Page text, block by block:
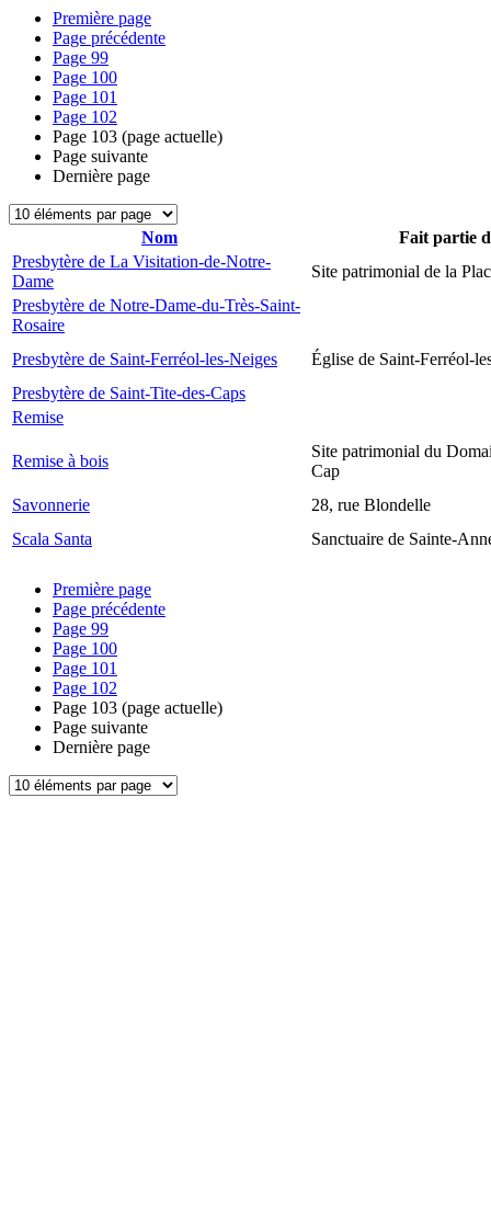
Première page
Page précédente
Page 99
Page 100
Page 101
Page 102
Page 103 (page actuelle)
Page suivante
Dernière page
Nom
Fait partie
Presbytère de La Visitation-de-Notre-
Dame
Site patrimonial de la
Presbytère de Notre-Dame-du-Très-Saint-
Rosaire
Presbytère de Saint-Ferréol-les-Neiges
Église de Saint-Ferréol-
Presbytère de Saint-Tite-des-Caps
Remise
Remise à bois
Site patrimonial du
Cap
Savonnerie
28, rue Blondelle
Scala Santa
Sanctuaire de Sainte-
Première page
Page précédente
Page 99
Page 100
Page 101
Page 102
Page 103 (page actuelle)
Page suivante
Dernière page